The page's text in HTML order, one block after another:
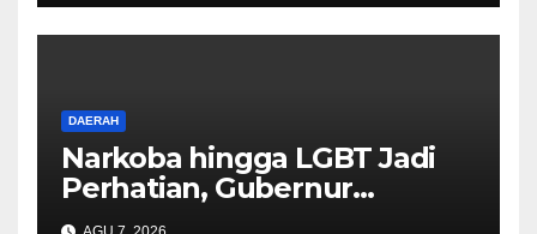
DAERAH
Narkoba hingga LGBT Jadi
Perhatian, Gubernur
Mahyeldi Perkuat Sinergi